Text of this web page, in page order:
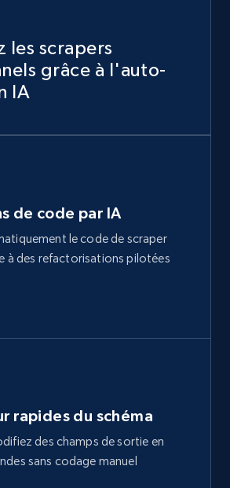
les scrapers
grâce à l'auto-
IA
de code par IA
le code de scraper
à des refactorisations pilotées
rapides du schéma
des champs de sortie en
sans codage manuel